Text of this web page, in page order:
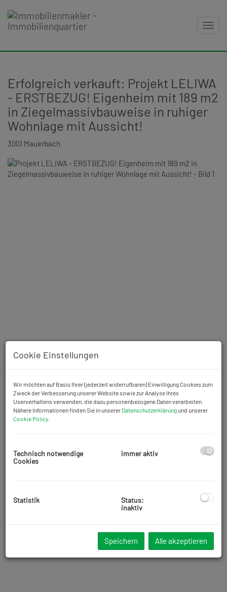
Erfolgreich verkauft: Projekt LELIWA
- ERSTBEZUG! Eigenheim mit 189 m2
in Ziegelmassivbauweise in ruhiger
Wohnlage mit Aussicht!
3001 Mauerbach
Rundgang 360
Cookie Einstellungen
Wir möchten auf Basis Ihrer (jederzeit widerrufbaren) Einwilligung Cookies zum
Zweck der Verbesserung unserer Website sowie zur Analyse Ihres
Userverhaltens verwenden, die dazu personenbezogene Daten verarbeiten.
Nähere Informationen finden Sie in unserer Datenschutzerklärungund unserer
Cookie Policy
Technisch notwendige
Cookies
immer aktiv
Statistik
Status:
inaktiv
Speichern Alle akzeptieren